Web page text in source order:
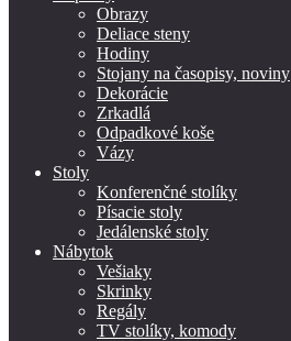
Obrazy
Deliace steny
Hodiny
Stojany na časopisy, noviny
Dekorácie
Zrkadlá
Odpadkové koše
Vázy
Stoly
Konferenčné stolíky
Písacie stoly
Jedálenské stoly
Nábytok
Vešiaky
Skrinky
Regály
TV stolíky, komody